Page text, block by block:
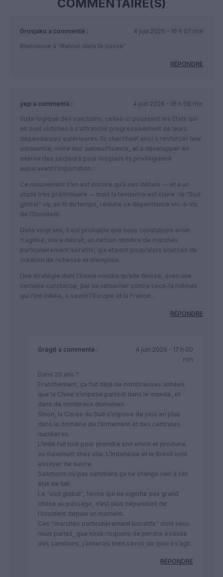
COMMENTAIRE(S)
Grosjako a commenté :
4 juin 2026 - 16 h 07 min
Bienvenue à “Retour dans le passé”
RÉPONDRE
yep a commenté :
4 juin 2026 - 16 h 08 min
Suite logique des sanctions, celles-ci poussent les États qui
en sont victimes à s’affranchir progressivement de leurs
dépendances extérieures. Ils cherchent ainsi à renforcer leur
autonomie, voire leur autosuffisance, et à développer en
interne des secteurs pour lesquels ils privilégiaient
auparavant l’importation.
Ce mouvement n’en est encore qu’à ses débuts — et à un
stade très préliminaire — mais la tendance est claire : le “Sud
global” va, au fil du temps, réduire sa dépendance vis-à-vis
de l’Occident.
Dans vingt ans, il est probable que nous constations avoir
fragilisé, voire détruit, un certain nombre de marchés
particulièrement lucratifs, qui étaient jusqu’alors sources de
création de richesse et d’emplois.
Une stratégie dont l’ironie voudra qu’elle finisse, avec une
certaine constance, par se retourner contre ceux-là mêmes
qui l’ont initiée, à savoir l’Europe et la France…
RÉPONDRE
Greg6 a commenté :
4 juin 2026 - 17 h 00
min
Dans 20 ans ?
Franchement, ça fait déjà de nombreuses années
que la Chine s’impose partout dans le monde, et
dans de nombreux domaines.
Sinon, la Corée du Sud s’impose de plus en plus
dans le domaine de l’armement et des centrales
nucléaires.
L’Inde fait tout pour prendre son envol et produire
au maximum chez elle. L’Indonésie et le Brésil vont
essayer de suivre.
Sanctions ou pas sanctions ça ne change rien à cet
état de fait.
Le “sud global”, terme qui ne signifie pas grand
chose au passage, n’est plus dépendant de
l’occident depuis un moment.
Ces “marchés particulièrement lucratifs” dont vous
nous parlez, que nous risquons de perdre à cause
des sanctions, j’aimerais bien savoir de quoi il s’agit.
RÉPONDRE